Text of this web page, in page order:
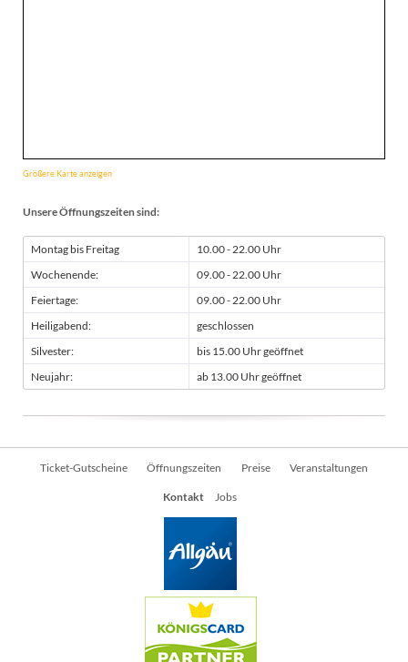
Größere Karte anzeigen
Unsere Öffnungszeiten sind:
Montag bis Freitag
10.00 - 22.00 Uhr
Wochenende:
09.00 - 22.00 Uhr
Feiertage:
09.00 - 22.00 Uhr
Heiligabend:
geschlossen
Silvester:
bis 15.00 Uhr geöffnet
Neujahr:
ab 13.00 Uhr geöffnet
Navigation
Ticket-Gutscheine Öffnungszeiten Preise Veranstaltungen
Kontakt Jobs